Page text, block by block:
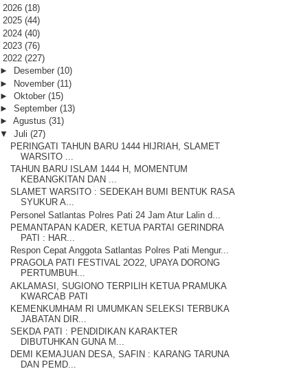
2026 (18)
2025 (44)
2024 (40)
2023 (76)
2022 (227)
►
Desember (10)
► November (11)
► Oktober (15)
► September (13)
► Agustus (31)
▼ Juli (27)
PERINGATI TAHUN BARU 1444 HIJRIAH, SLAMET
WARSITO ...
TAHUN BARU ISLAM 1444 H, MOMENTUM
KEBANGKITAN DAN ...
SLAMET WARSITO : SEDEKAH BUMI BENTUK RASA
SYUKUR A...
Personel Satlantas Polres Pati 24 Jam Atur Lalin d...
PEMANTAPAN KADER, KETUA PARTAI GERINDRA
PATI : HAR...
Respon Cepat Anggota Satlantas Polres Pati Mengur...
PRAGOLA PATI FESTIVAL 2O22, UPAYA DORONG
PERTUMBUH...
AKLAMASI, SUGIONO TERPILIH KETUA PRAMUKA
KWARCAB PATI
KEMENKUMHAM RI UMUMKAN SELEKSI TERBUKA
JABATAN DIR...
SEKDA PATI : PENDIDIKAN KARAKTER
DIBUTUHKAN GUNA M...
DEMI KEMAJUAN DESA, SAFIN : KARANG TARUNA
DAN PEMD...